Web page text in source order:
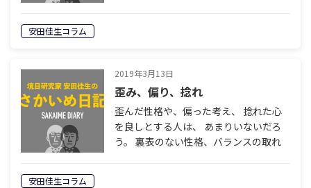
安田佳生コラム
2019年3月13日
歪み、偏り、捻れ
歪んだ性格や、偏った考え、 捻れた心
を良しとする人は、 あまりいないだろ
う。 裏表のない性格、バランスの取れ
安田佳生コラム